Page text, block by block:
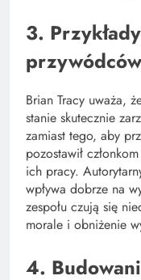
3.
przywódców
Brian Tracy uważa,
stanie skutecznie
zamiast tego, aby
pozostawił
ich pracy.
wpływa dobrze na
zespołu czują się
morale i obniżenie
4.